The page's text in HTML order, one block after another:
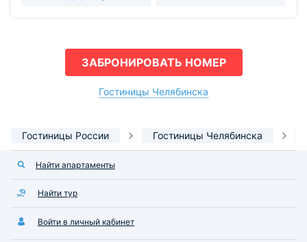
ЗАБРОНИРОВАТЬ НОМЕР
Гостиницы Челябинска
Гостиницы России Гостиницы Челябинска
Найти апартаменты
Найти тур
Войти в личный кабинет